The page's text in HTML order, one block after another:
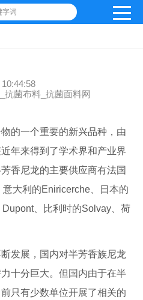
字词
抗菌布料_抗菌面料网
的一个重要的新兴品种，由
年来得到了学术界和产业界
香尼龙的主要供应商有法国
大利的Eniricerche、日本的
、比利时的Solvay、荷
展，国内对半芳香族尼龙
十分巨大。但国内由于在半
只有少数单位开展了相关的